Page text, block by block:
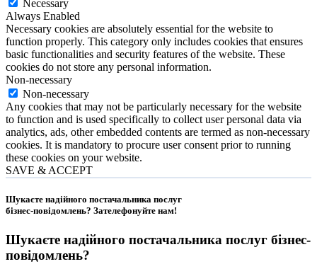
Necessary
Always Enabled
Necessary cookies are absolutely essential for the website to
function properly. This category only includes cookies that ensures
basic functionalities and security features of the website. These
cookies do not store any personal information.
Non-necessary
Non-necessary
Any cookies that may not be particularly necessary for the website
to function and is used specifically to collect user personal data via
analytics, ads, other embedded contents are termed as non-necessary
cookies. It is mandatory to procure user consent prior to running
these cookies on your website.
SAVE & ACCEPT
Шукаєте надійного постачальника послуг
бізнес-повідомлень? Зателефонуйте нам!
Шукаєте надійного постачальника послуг бізнес-
повідомлень?